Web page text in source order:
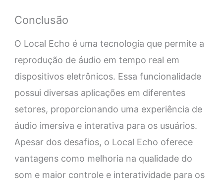
Conclusão
O Local Echo é uma tecnologia que permite a
reprodução de áudio em tempo real em
dispositivos eletrônicos. Essa funcionalidade
possui diversas aplicações em diferentes
setores, proporcionando uma experiência de
áudio imersiva e interativa para os usuários.
Apesar dos desafios, o Local Echo oferece
vantagens como melhoria na qualidade do
som e maior controle e interatividade para os